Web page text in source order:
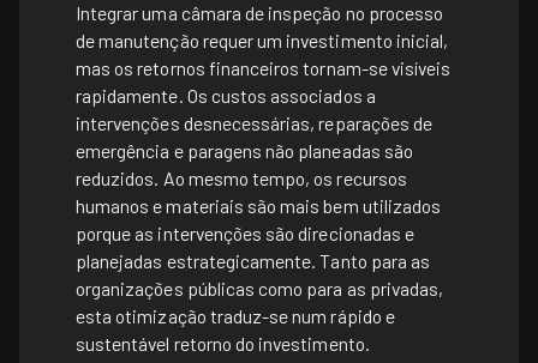
Integrar uma câmara de inspeção no processo
de manutenção requer um investimento inicial,
mas os retornos financeiros tornam-se visíveis
rapidamente. Os custos associados a
intervenções desnecessárias, reparações de
emergência e paragens não planeadas são
reduzidos. Ao mesmo tempo, os recursos
humanos e materiais são mais bem utilizados
porque as intervenções são direcionadas e
planejadas estrategicamente. Tanto para as
organizações públicas como para as privadas,
esta otimização traduz-se num rápido e
sustentável retorno do investimento.